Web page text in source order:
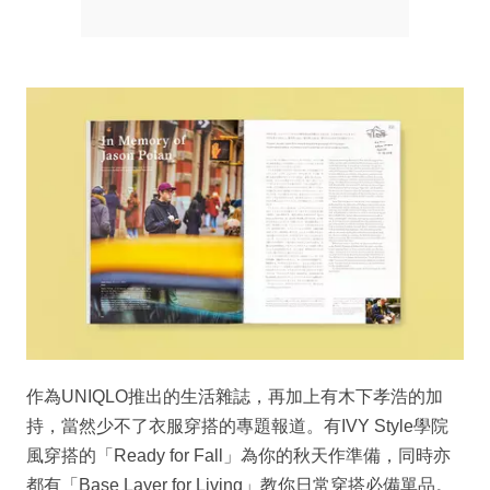
作為UNIQLO推出的生活雜誌，再加上有木下孝浩的加
持，當然少不了衣服穿搭的專題報道。有IVY Style學院
風穿搭的「Ready for Fall」為你的秋天作準備，同時亦
都有「Base Layer for Living」教你日常穿搭必備單品。